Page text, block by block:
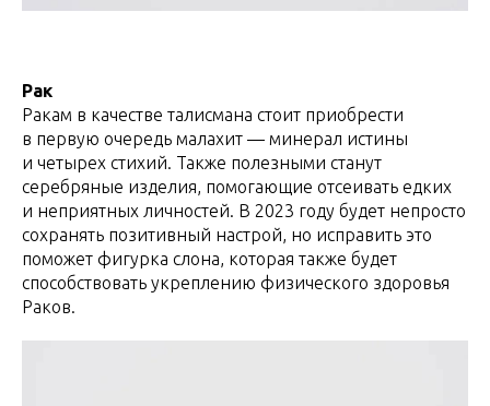
Рак
Ракам в качестве талисмана стоит приобрести
в первую очередь малахит — минерал истины
и четырех стихий. Также полезными станут
серебряные изделия, помогающие отсеивать едких
и неприятных личностей. В 2023 году будет непросто
сохранять позитивный настрой, но исправить это
поможет фигурка слона, которая также будет
способствовать укреплению физического здоровья
Раков.